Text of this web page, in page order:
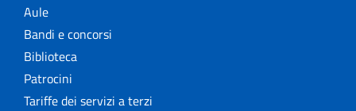
Aule
Bandi e concorsi
Biblioteca
Patrocini
Tariffe dei servizi a terzi